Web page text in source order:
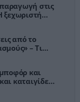
στις
ξεχωριστή
από το
– Τι
και
καταιγίδες